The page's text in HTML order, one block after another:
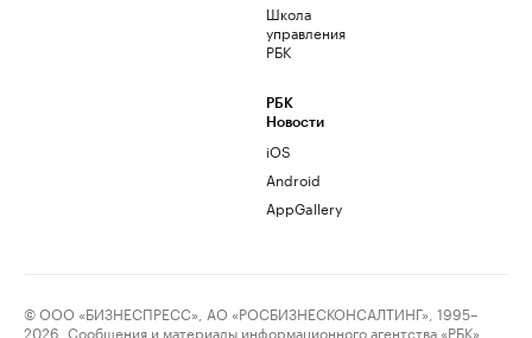
Школа
управления
РБК
РБК
Новости
iOS
Android
AppGallery
© ООО «БИЗНЕСПРЕСС», АО «РОСБИЗНЕСКОНСАЛТИНГ», 1995–
2026. Сообщения и материалы информационного агентства «РБК»